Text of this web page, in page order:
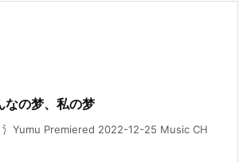
なの梦、私の梦
氵Yumu Premiered 2022-12-25 Music CH